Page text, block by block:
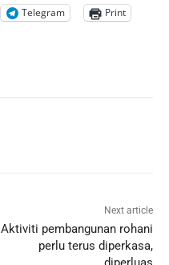
Telegram Print
Next article
Aktiviti pembangunan rohani
perlu terus diperkasa,